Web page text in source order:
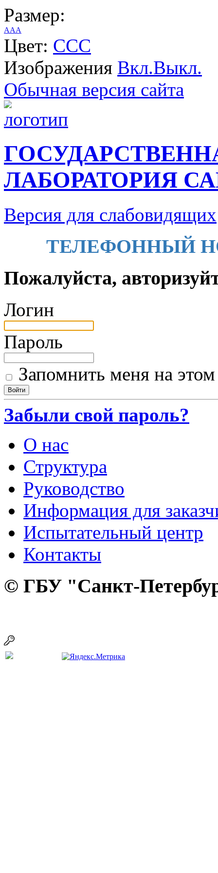
Размер:
AAA
Цвет: CCC
Изображения Вкл.Выкл.
Обычная версия сайта
ЛАБОРАТОРИЯ
Версия для слабовидящих
ТЕЛЕФОННЫЙ
Пожалуйста,
Логин
Пароль
Запомнить меня на
Забыли свой пароль?
О нас
Структура
Руководство
Информация для
Испытательный центр
Контакты
© ГБУ "Санкт-